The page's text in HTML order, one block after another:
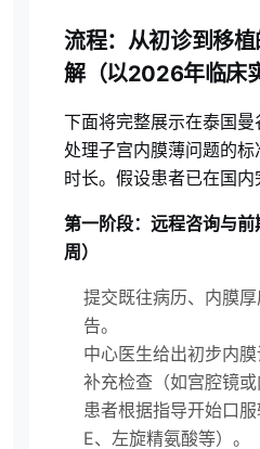
流程：从初诊到移
解（以2026年临床
下面将完整展示在泰国
处理子宫内膜薄问题的
时长。假设患者已在国内
第一阶段：远程咨询与
周）
提交既往病历、内膜
告。
中心医生给出初步内
补充检查（如宫腔镜或
患者根据指导开始口
E、左旋精氨酸等）。